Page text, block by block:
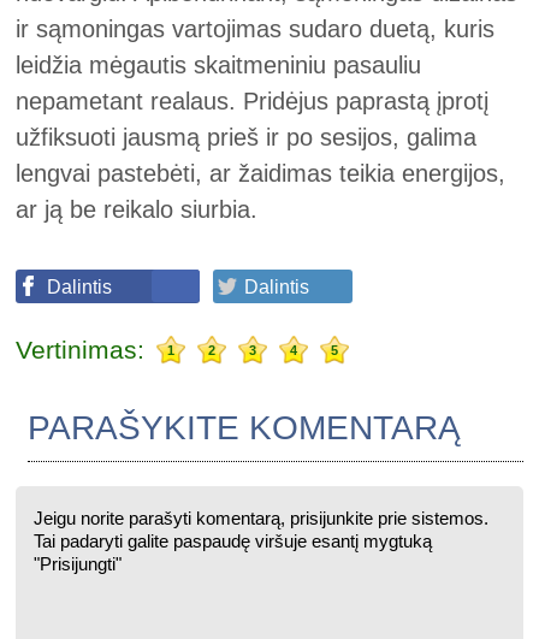
ir sąmoningas vartojimas sudaro duetą, kuris
leidžia mėgautis skaitmeniniu pasauliu
nepametant realaus. Pridėjus paprastą įprotį
užfiksuoti jausmą prieš ir po sesijos, galima
lengvai pastebėti, ar žaidimas teikia energijos,
ar ją be reikalo siurbia.
Dalintis Dalintis
Vertinimas: 1 2 3 4 5
PARAŠYKITE KOMENTARĄ